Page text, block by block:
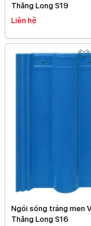
Thăng Long S19
Liên hệ
Ngói sóng tráng men
Thăng Long S16